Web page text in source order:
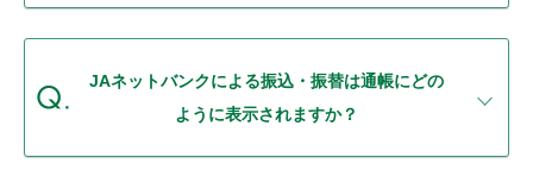
JAネットバンクによる振込・振替は通帳にどの
ように表示されますか？